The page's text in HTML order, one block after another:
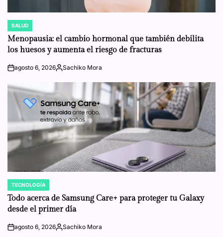
POSTED
IN
SALUD
Menopausia: el cambio hormonal que también debilita
los huesos y aumenta el riesgo de fracturas
onagosto 6, 2026Posted
Sachiko Mora
POSTED
IN
TECNOLOGÍA
Todo acerca de Samsung Care+ para proteger tu Galaxy
desde el primer día
onagosto 6, 2026Posted
Sachiko Mora